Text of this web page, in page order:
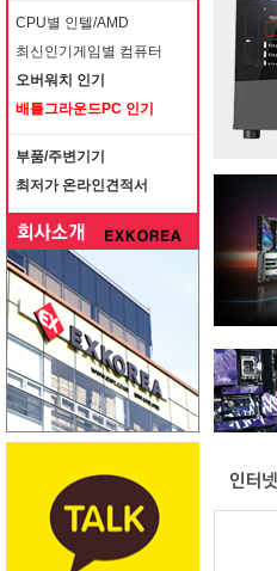
CPU별 인텔/AMD
최신인기게임별 컴퓨터
오버워치 인기
배틀그라운드PC 인기
부품/주변기기
최저가 온라인견적서